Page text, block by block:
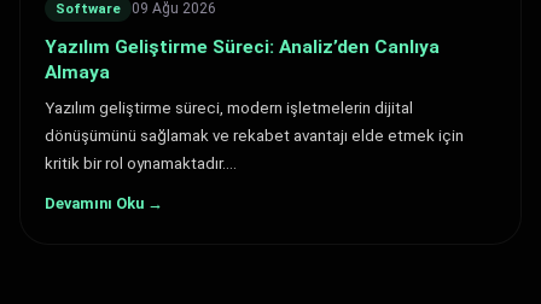
Software 09 Ağu 2026
Yazılım Geliştirme Süreci: Analiz’den Canlıya
Almaya
Yazılım geliştirme süreci, modern işletmelerin dijital
dönüşümünü sağlamak ve rekabet avantajı elde etmek için
kritik bir rol oynamaktadır.…
Devamını Oku →